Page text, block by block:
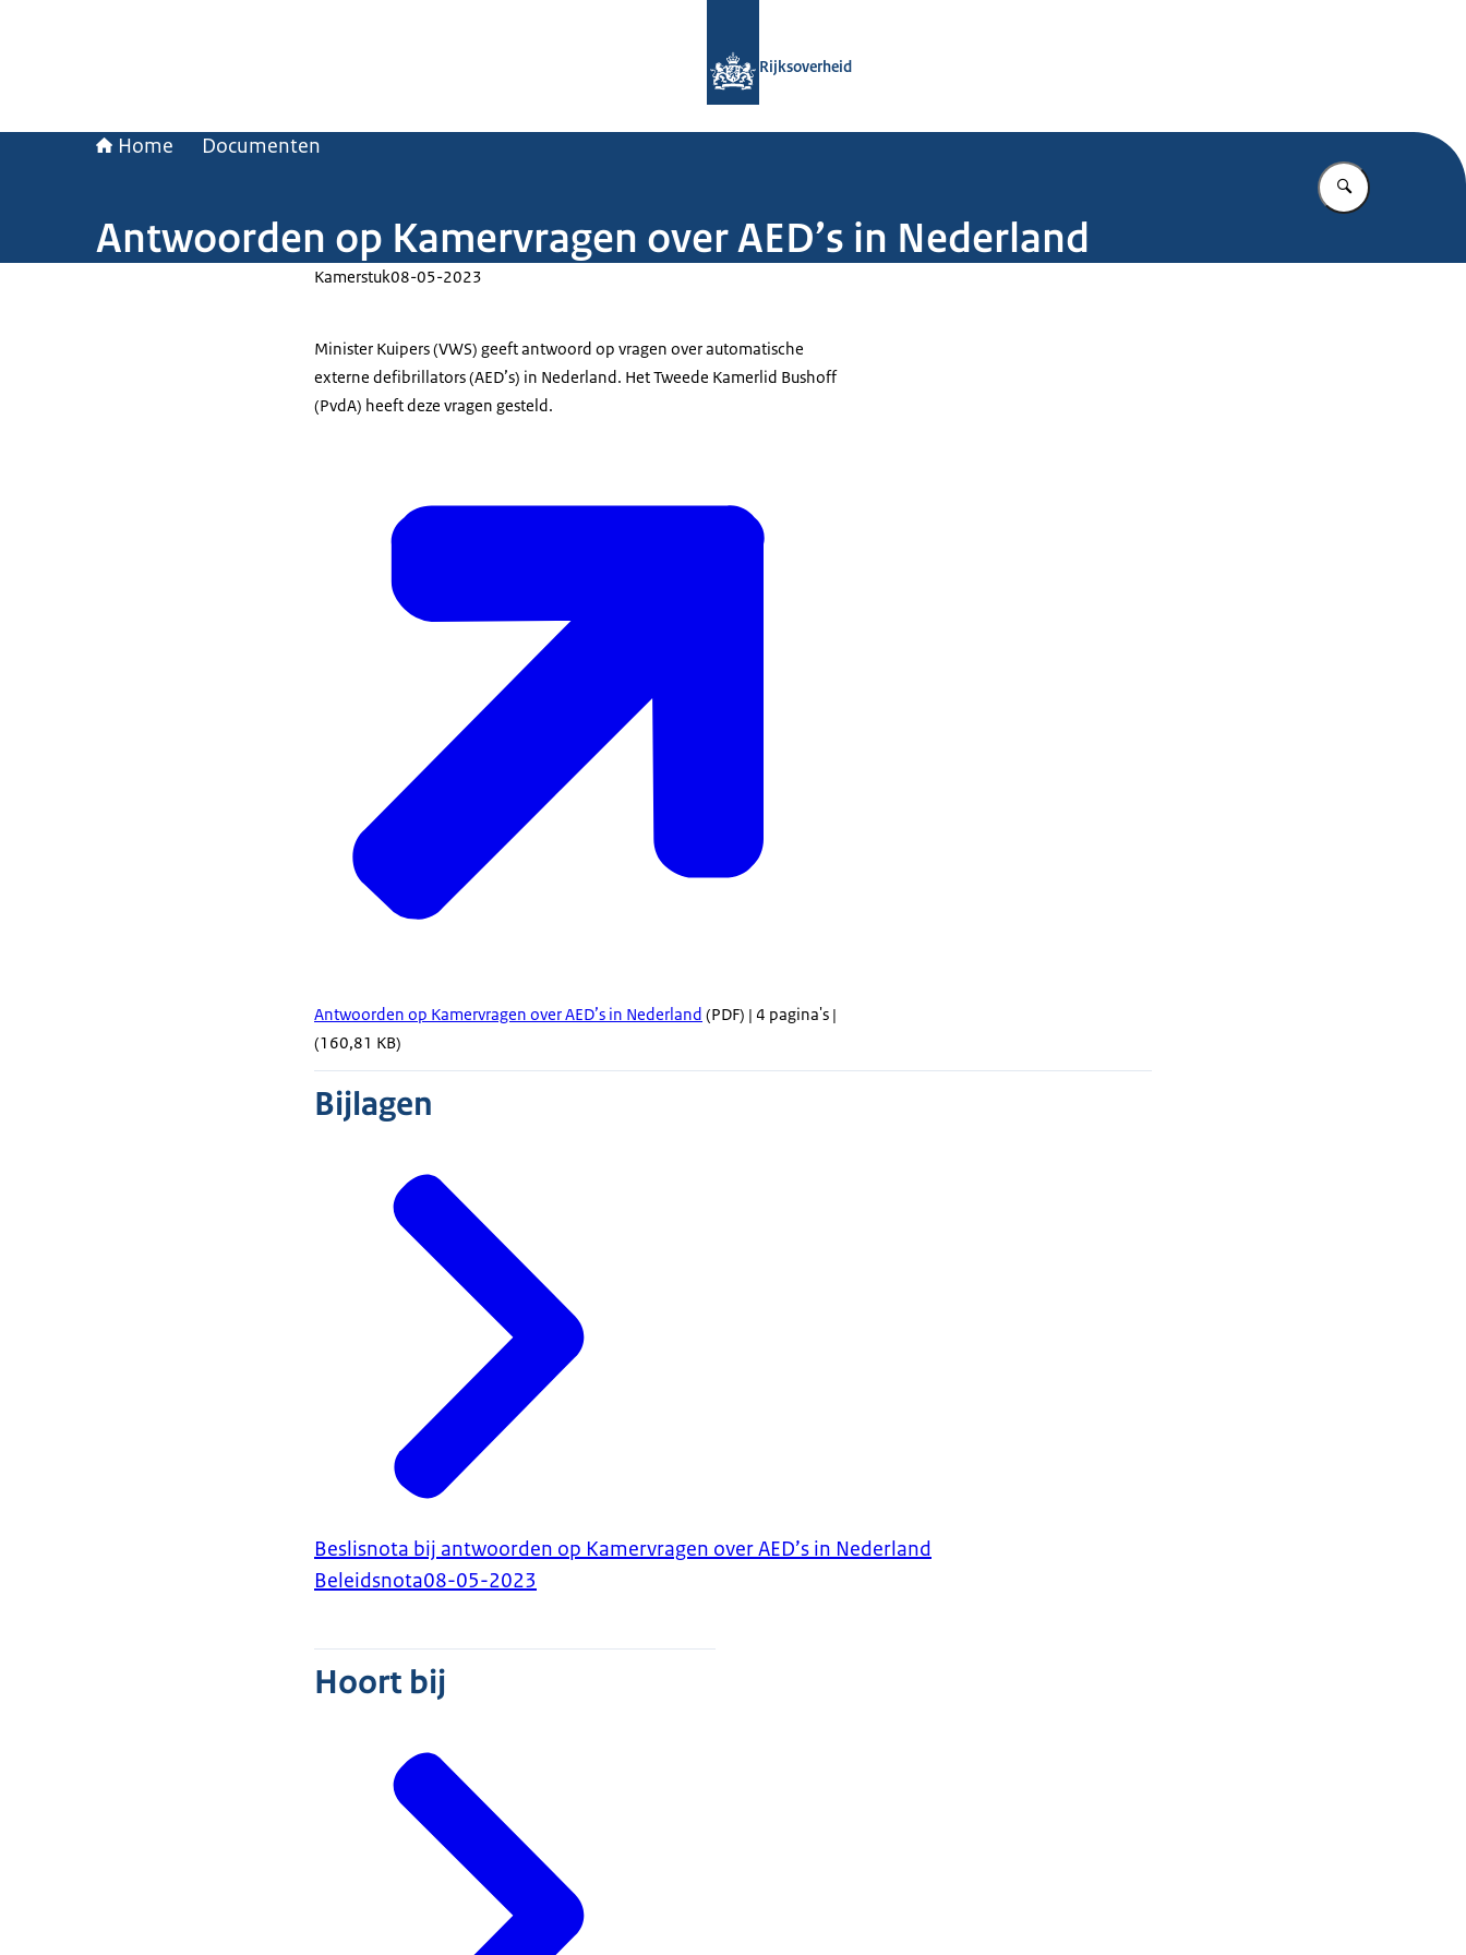
Rijksoverheid
Home Documenten
Vul in wat u
Antwoorden op Kamervragen over AED’s in Nederland
Kamerstuk08-05-2023
Minister Kuipers (VWS) geeft antwoord op vragen over automatische
externe defibrillators (AED’s) in Nederland. Het Tweede Kamerlid Bushoff
(PvdA) heeft deze vragen gesteld.
Antwoorden op Kamervragen over AED’s in Nederland (PDF) | 4 pagina's |
(160,81 KB)
Bijlagen
Beslisnota bij antwoorden op Kamervragen over AED’s in Nederland
Beleidsnota08-05-2023
Hoort bij